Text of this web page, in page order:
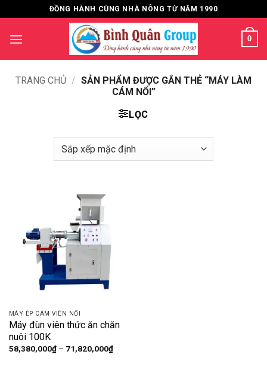
qua
nội
ĐỒNG HÀNH CÙNG NHÀ NÔNG TỪ NĂM 1990
0
TRANG CHỦ / SẢN PHẨM ĐƯỢC GẮN THẺ “MÁY LÀM
CÁM NỔI”
LỌC
MÁY ÉP CÁM VIÊN NỔI
Máy đùn viên thức ăn chăn
nuôi 100K
58,380,000₫ – 71,820,000₫Khoảng
giá: